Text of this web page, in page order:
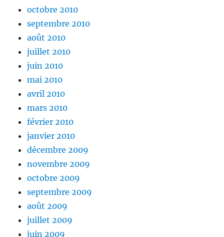
octobre 2010
septembre 2010
août 2010
juillet 2010
juin 2010
mai 2010
avril 2010
mars 2010
février 2010
janvier 2010
décembre 2009
novembre 2009
octobre 2009
septembre 2009
août 2009
juillet 2009
juin 2009